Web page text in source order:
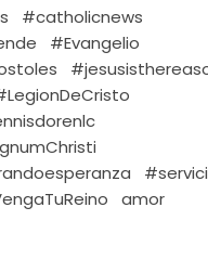
#catholicnews
#Evangelio
amor